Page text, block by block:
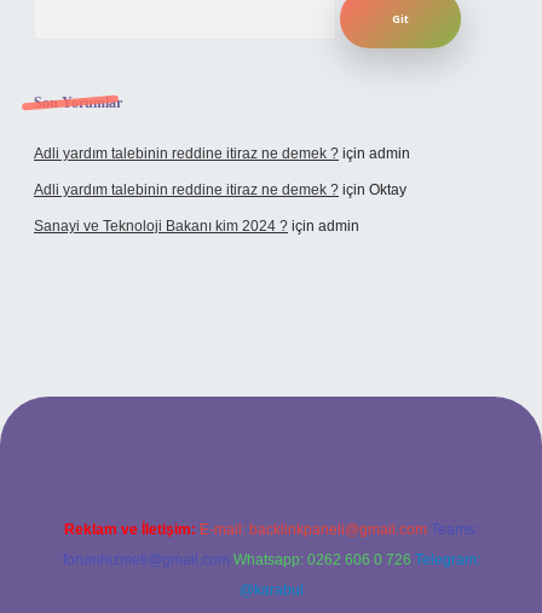
Son Yorumlar
Adli yardım talebinin reddine itiraz ne demek ? için admin
Adli yardım talebinin reddine itiraz ne demek ? için Oktay
Sanayi ve Teknoloji Bakanı kim 2024 ? için admin
giriş
Reklam ve İletişim: E-mail: backlinkpaneli@gmail.com Teams:
forumhizmeti@gmail.com Whatsapp: 0262 606 0 726 Telegram:
@karabul